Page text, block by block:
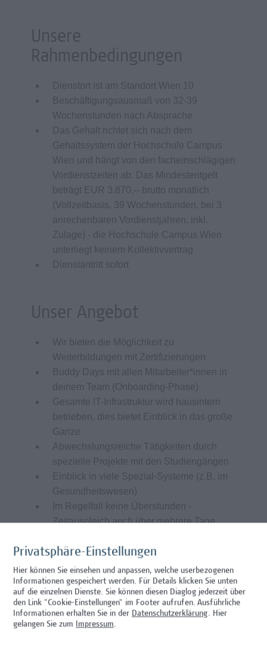
Unsere
Rahmenbedingungen
Dienstort ist am Standort Wien 10
Beschäftigungsausmaß von 32-39
Wochenstunden nach Absprache
Das Gehalt richtet sich nach dem
Gehaltssystem der Hochschule Campus
Wien und hängt von den facheinschlägigen
Vordienstzeiten ab. Das Mindestentgelt
beträgt EUR 3.870,-- brutto monatlich
(Vollzeitbasis, 39 Wochenstunden, bei 3
anrechenbaren Vordienstjahren, inkl.
Zulage) - die Hochschule Campus Wien
unterliegt keinem Kollektivvertrag
Dienstantritt sofort
Unser Angebot
Wir bieten die Möglichkeit zu
Weiterbildungen mit Zertifizierungen
Buddy Days mit allen Mitarbeiter*innen in
deinem Team (Onboarding-Phase)
Gesamte IT-Infrastruktur wird hausintern
betrieben, dies bietet Einblick in das große
Ganze
Abwechslungsreiche Tätigkeiten durch
spezielle Projekte mit den Studiengängen
Einblick in viele Spezial-Systeme (z.B. im
Gesundheitswesen)
Im Regelfall keine Überstunden -
Zeitausgleich auch über mehrere Tage
Möglichkeit zu 3 Wochen durchgehendem
Urlaub
Arbeitsplatz im 10. Bezirk ist optimal
öffentlich, mit Auto oder Fahrrad erreichbar
(Garagenplätze vorhanden)
Lebensmittelgutscheine und
Privatsphäre-Einstellungen
Hier können Sie einsehen und anpassen, welche userbezogenen
Informationen gespeichert werden. Für Details klicken Sie unten
auf die einzelnen Dienste. Sie können diesen Diaglog jederzeit über
den Link "Cookie-Einstellungen" im Footer aufrufen. Ausführliche
Informationen erhalten Sie in der Datenschutzerklärung. Hier
gelangen Sie zum Impressum.